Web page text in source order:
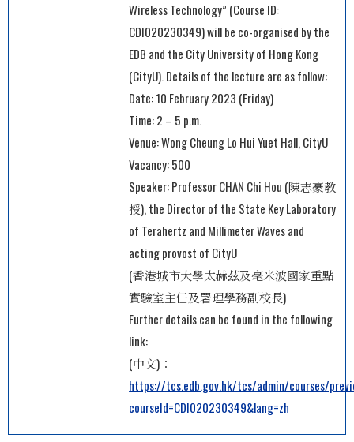
Wireless Technology” (Course ID:
CDI020230349) will be co-organised by the
EDB and the City University of Hong Kong
(CityU). Details of the lecture are as follow:
Date: 10 February 2023 (Friday)
Time: 2 – 5 p.m.
Venue: Wong Cheung Lo Hui Yuet Hall, CityU
Vacancy: 500
Speaker: Professor CHAN Chi Hou (陳志豪教
授), the Director of the State Key Laboratory
of Terahertz and Millimeter Waves and
acting provost of CityU
(香港城市大學太赫茲及毫米波國家重點
實驗室主任及署理學務副校長)
Further details can be found in the following
link:
(中文)：
https://tcs.edb.gov.hk/tcs/admin/courses/
courseId=CDI020230349&lang=zh